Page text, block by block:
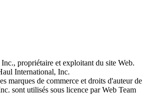
propriétaire et exploitant du site Web.
International, Inc.
marques de commerce et droits d'auteur de
sont utilisés sous licence par Web Team